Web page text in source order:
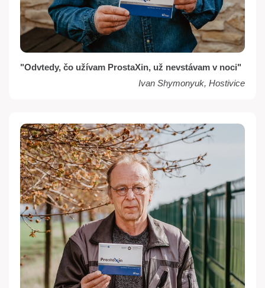
"Odvtedy, čo užívam ProstaXin, už nevstávam v noci"
Ivan Shymonyuk, Hostivice